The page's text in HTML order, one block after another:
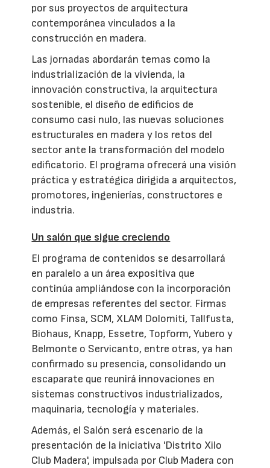
por sus proyectos de arquitectura
contemporánea vinculados a la
construcción en madera.
Las jornadas abordarán temas como la
industrialización de la vivienda, la
innovación constructiva, la arquitectura
sostenible, el diseño de edificios de
consumo casi nulo, las nuevas soluciones
estructurales en madera y los retos del
sector ante la transformación del modelo
edificatorio. El programa ofrecerá una visión
práctica y estratégica dirigida a arquitectos,
promotores, ingenierías, constructores e
industria.
Un salón que sigue creciendo
El programa de contenidos se desarrollará
en paralelo a un área expositiva que
continúa ampliándose con la incorporación
de empresas referentes del sector. Firmas
como Finsa, SCM, XLAM Dolomiti, Tallfusta,
Biohaus, Knapp, Essetre, Topform, Yubero y
Belmonte o Servicanto, entre otras, ya han
confirmado su presencia, consolidando un
escaparate que reunirá innovaciones en
sistemas constructivos industrializados,
maquinaria, tecnología y materiales.
Además, el Salón será escenario de la
presentación de la iniciativa 'Distrito Xilo
Club Madera', impulsada por Club Madera con